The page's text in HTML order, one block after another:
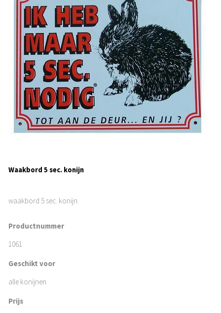
Waakbord 5 sec. konijn
waakbord 5 sec. konijn.
Productnummer
1061
Geschikt voor
alle konijnen
Prijs